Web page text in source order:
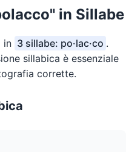
in Sillabe
in 3 sillabe: po·lac·co .
sillabica è essenziale
corrette.